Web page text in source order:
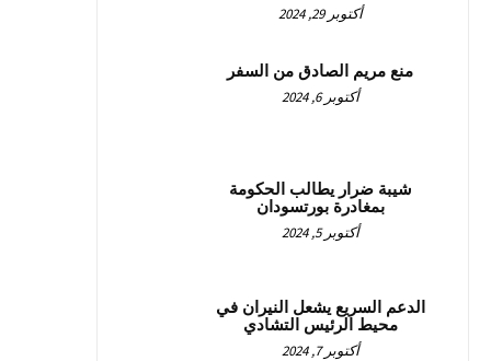
أكتوبر 29, 2024
منع مريم الصادق من السفر
أكتوبر 6, 2024
شيبة ضرار يطالب الحكومة
بمغادرة بورتسودان
أكتوبر 5, 2024
الدعم السريع يشعل النيران في
محيط الرئيس التشادي
أكتوبر 7, 2024